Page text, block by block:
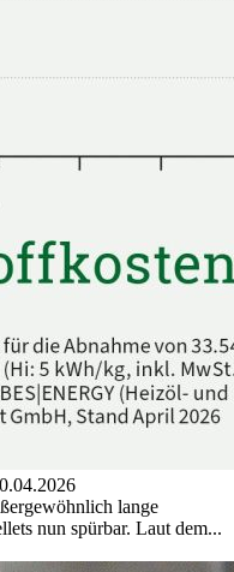
lange
nun spürbar. Laut dem...